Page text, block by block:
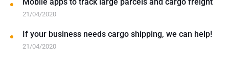
21/04/2020
If your business needs cargo shipping, we can help!
21/04/2020